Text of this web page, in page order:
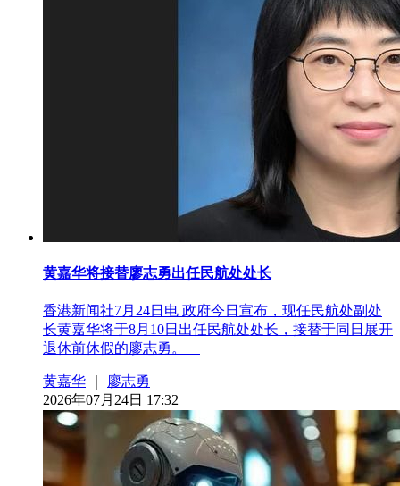
黄嘉华将接替廖志勇出任民航处处长
香港新闻社7月24日电 政府今日宣布，现任民航处副处
长黄嘉华将于8月10日出任民航处处长，接替于同日展开
退休前休假的廖志勇。
黄嘉华
廖志勇
2026年07月24日 17:32